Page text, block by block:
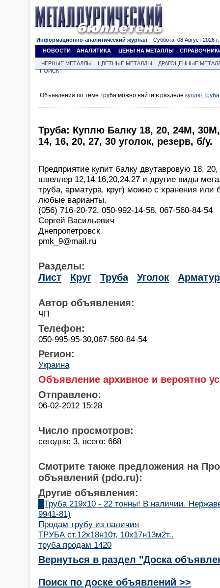
Информационно-аналитический журнал Суббота, 08 Август 2026 г.
НОВОСТИ
АНАЛИТИКА ЦЕНЫ НА МЕТАЛЛЫ
ЧЕРНЫЕ МЕТАЛЛЫ ЦВЕТНЫЕ МЕТАЛЛЫ
ДРАГОЦЕННЫЕ
ПОИСК
Объявления по теме Труба можно найти в разделе куплю Труба
Труба: Куплю Балку 18, 20, 24М,
14, 16, 20, 27, 30 уголок, резерв, б/у.
Предприятие купит балку двутавровую 18,
швеллер 12,14,16,20,24,27 и другие виды
труба, арматура, круг) можно с хранения или
любые варианты.
(056) 716-20-72, 050-992-14-58, 067-560-84-54
Сергей Васильевич
Днепропетровск
pmk_9@mail.ru
Разделы:
Лист
Круг Труба Уголок
Автор объявления:
ЧП
Телефон:
050-995-95-30,067-560-84-54
Регион:
Украина
Объявление архивное и вероятно
Отправлено:
06-02-2012 15:28
Число просмотров:
сегодня: 3, всего: 668
Смотрите также предложения на
объявлений (pdo.ru):
Другие объявления:
█Труба 219х10 - 22 тонны! В наличии.
9941-81)
Продам трубу из наличия
ТРУБА ст.12х18н10т, 10х17н13м2т..
труба продам 1420
Вернуться в раздел "Доска
Поиск по доске объявлений >>